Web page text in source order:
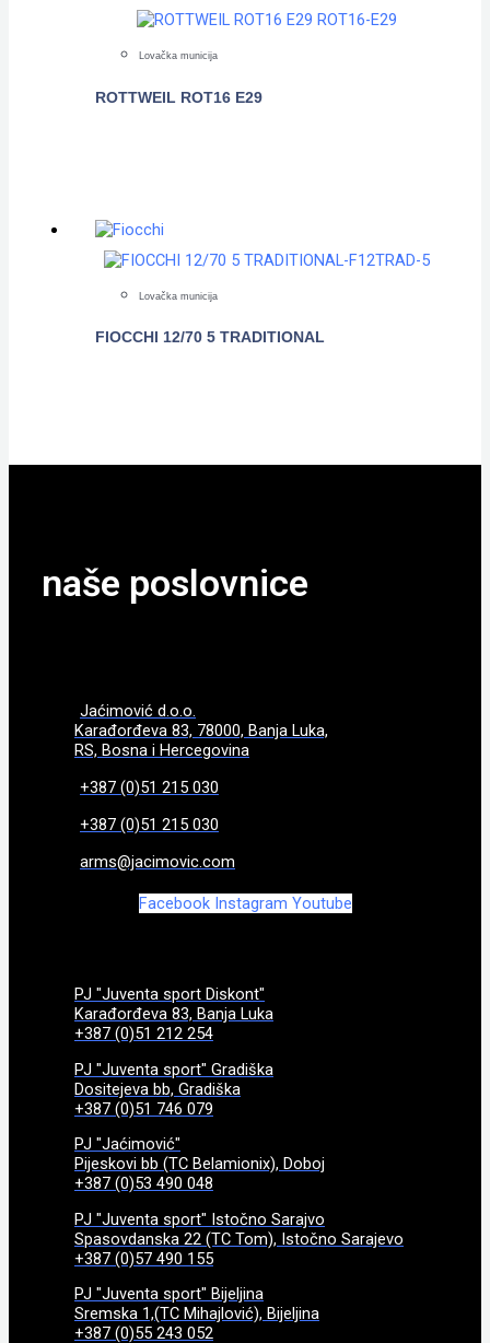
Lovačka municija
ROTTWEIL ROT16 E29
Lovačka municija
FIOCCHI 12/70 5 TRADITIONAL
naše poslovnice
Jaćimović d.o.o.
Karađorđeva 83, 78000, Banja Luka,
RS, Bosna i Hercegovina
+387 (0)51 215 030
+387 (0)51 215 030
arms@jacimovic.com
Facebook Instagram Youtube
PJ "Juventa sport Diskont"
Karađorđeva 83, Banja Luka
+387 (0)51 212 254
PJ "Juventa sport" Gradiška
Dositejeva bb, Gradiška
+387 (0)51 746 079
PJ "Jaćimović"
Pijeskovi bb (TC Belamionix), Doboj
+387 (0)53 490 048
PJ "Juventa sport" Istočno Sarajvo
Spasovdanska 22 (TC Tom), Istočno Sarajevo
+387 (0)57 490 155
PJ "Juventa sport" Bijeljina
Sremska 1,(TC Mihajlović), Bijeljina
+387 (0)55 243 052